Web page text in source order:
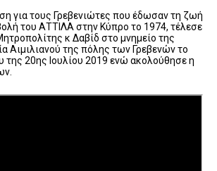
για τους Γρεβενιώτες που έδωσαν τη ζωή
του ΑΤΤΙΛΑ στην Κύπρο το 1974, τέλεσε
κ Δαβίδ στο μνημείο της
Αιμιλιανού της πόλης των Γρεβενών το
της 20ης Ιουλίου 2019 ενώ ακολούθησε η